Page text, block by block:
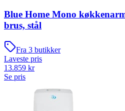
Blue Home Mono
brus, stål
Fra 3 butikker
Laveste pris
13.859 kr
Se pris